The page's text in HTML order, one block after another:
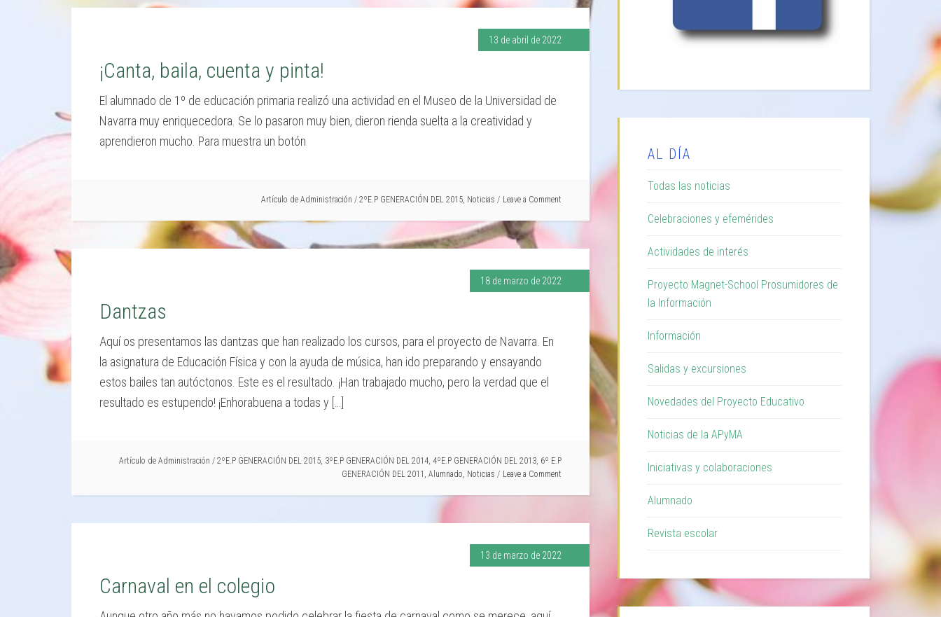
13 de abril de 2022
¡Canta, baila, cuenta y pinta!
El alumnado de 1º de educación primaria realizó una actividad en el Museo de la Universidad de
Navarra muy enriquecedora. Se lo pasaron muy bien, dieron rienda suelta a la creatividad y
aprendieron mucho. Para muestra un botón
Artículo de Administración / 2ºE.P GENERACIÓN DEL 2015, Noticias Leave a Comment
18 de marzo de 2022
Dantzas
Aquí os presentamos las dantzas que han realizado los cursos, para el proyecto de Navarra. En
la asignatura de Educación Física y con la ayuda de música, han ido preparando y ensayando
estos bailes tan autóctonos. Este es el resultado. ¡Han trabajado mucho, pero la verdad que el
resultado es estupendo! ¡Enhorabuena a todas y […]
Artículo de Administración / 2ºE.P GENERACIÓN DEL 2015, 3ºE.P GENERACIÓN DEL 2014, 4ºE.P GENERACIÓN DEL 2013, 6º E.P
GENERACIÓN DEL 2011 , Alumnado, Noticias Leave a Comment
13 de marzo de 2022
Carnaval en el colegio
AL DÍA
Todas las noticias
Celebraciones y efemérides
Actividades de interés
Proyecto Magnet-School Prosumidores de
la Información
Información
Salidas y excursiones
Novedades del Proyecto Educativo
Noticias de la APyMA
Iniciativas y colaboraciones
Alumnado
Revista escolar